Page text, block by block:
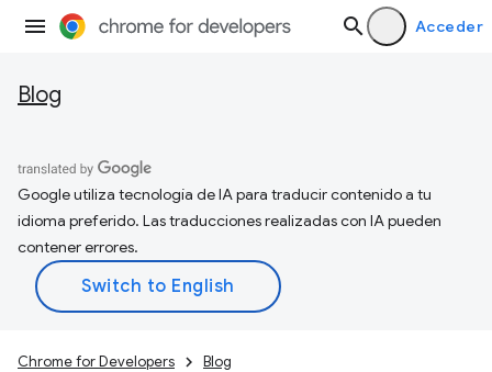
Acceder
Blog
Google utiliza tecnología de IA para traducir contenido a tu
idioma preferido. Las traducciones realizadas con IA pueden
contener errores.
Chrome for Developers Blog